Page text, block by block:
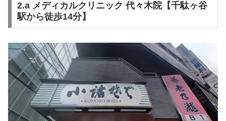
2.a メディカルクリニック 代々木院【千駄ヶ谷
駅から徒歩14分】